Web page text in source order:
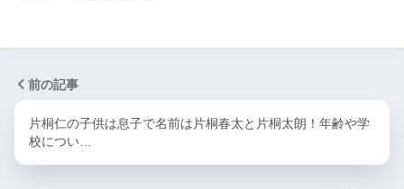
前の記事
片桐仁の子供は息子で名前は片桐春太と片桐太朗！年齢や学
校につい…